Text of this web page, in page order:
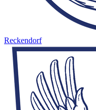
Reckendorf